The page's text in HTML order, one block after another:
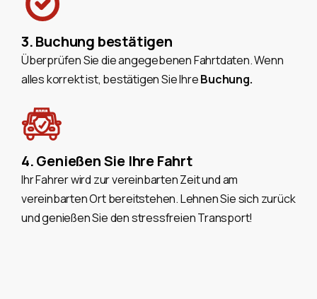
3. Buchung bestätigen
Überprüfen Sie die angegebenen Fahrtdaten. Wenn
alles korrekt ist, bestätigen Sie IhreBuchung.
4. Genießen Sie Ihre Fahrt
Ihr Fahrer wird zur vereinbarten Zeit und am
vereinbarten Ort bereitstehen. Lehnen Sie sich zurück
und genießen Sie den stressfreien Transport!